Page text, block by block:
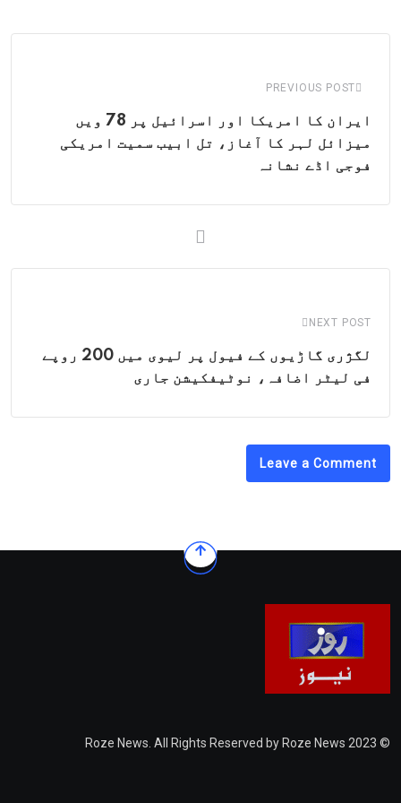
PREVIOUS POST
ایران کا امریکا اور اسرائیل پر 78 ویں
میزائل لہر کا آغاز، تل ابیب سمیت امریکی
فوجی اڈے نشانہ
NEXT POST
لگژری گاڑیوں کے فیول پر لیوی میں 200 روپے
فی لیٹر اضافہ، نوٹیفکیشن جاری
Leave a Comment
© 2023 Roze News. All Rights Reserved by Roze News